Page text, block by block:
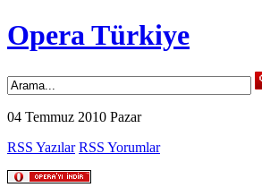
Opera Türkiye
04 Temmuz 2010 Pazar
RSS Yazılar RSS Yorumlar